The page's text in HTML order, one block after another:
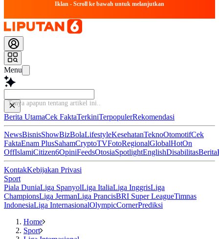
Iklan - Scroll ke bawah untuk melanjutkan
Menu
Tanya apapun tentang artikel ini.
Berita UtamaCek FaktaTerkiniTerpopulerRekomendasi
NewsBisnisShowBizBolaLifestyleKesehatanTeknoOtomotifCek
FaktaEnam PlusSahamCryptoTVFotoRegionalGlobalHotOn
OffIslamiCitizen6OpiniFeedsOtosiaSpotlightEnglishDisabilitasBerita
KontakKebijakan Privasi
Sport
Piala DuniaLiga SpanyolLiga ItaliaLiga InggrisLiga
ChampionsLiga JermanLiga PrancisBRI Super LeagueTimnas
IndonesiaLiga InternasionalOlympicCornerPrediksi
Home
Sport